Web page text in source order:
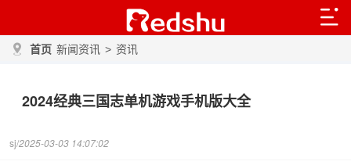
首页 新闻资讯 > 资讯
2024经典三国志单机游戏手机版大全
sj/2025-03-03 14:07:02